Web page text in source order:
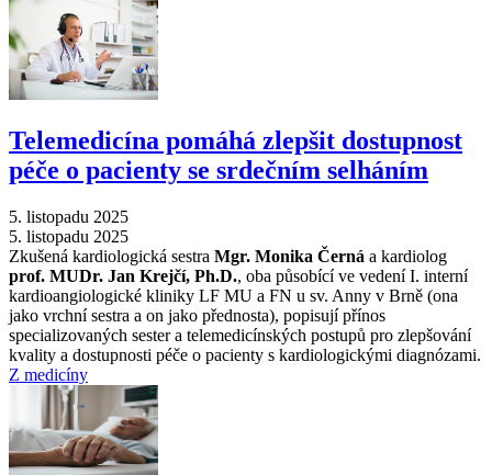
Telemedicína pomáhá zlepšit dostupnost
péče o pacienty se srdečním selháním
5. listopadu 2025
5. listopadu 2025
Zkušená kardiologická sestra Mgr. Monika Černá a kardiolog
prof. MUDr. Jan Krejčí, Ph.D., oba působící ve vedení I. interní
kardioangiologické kliniky LF MU a FN u sv. Anny v Brně (ona
jako vrchní sestra a on jako přednosta), popisují přínos
specializovaných sester a telemedicínských postupů pro zlepšování
kvality a dostupnosti péče o pacienty s kardiologickými diagnózami.
Z medicíny